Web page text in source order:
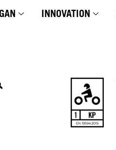
INNOVATION